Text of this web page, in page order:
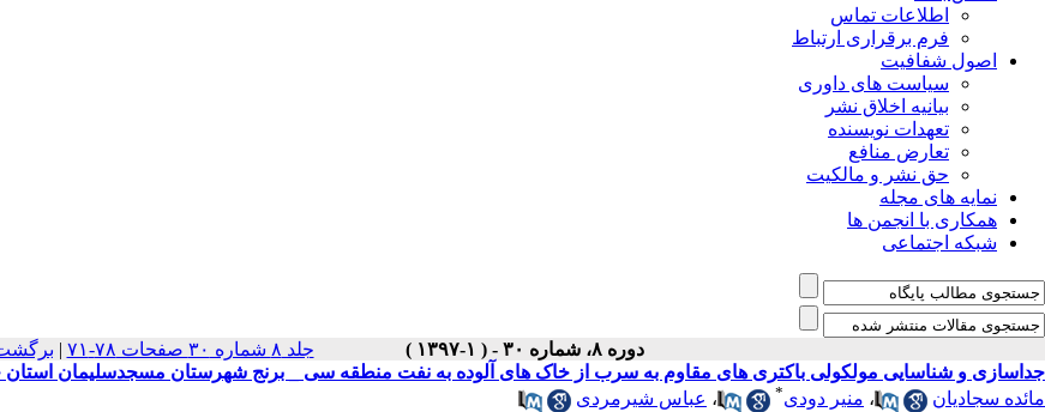
اطلاعات تماس
فرم برقراری ارتباط
اصول شفافیت
سیاست های داوری
بیانیه اخلاق نشر
تعهدات نویسنده
تعارض منافع
حق نشر و مالکیت
نمایه های مجله
همکاری با انجمن ها
شبکه اجتماعی
دوره ۸، شماره ۳۰ - ( ۱-۱۳۹۷ ) جلد ۸ شماره ۳۰ صفحات ۷۸-۷۱ |
جداسازی و شناسایی مولکولی باکتری های مقاوم به سرب از خاک های آلوده به نفت منطقه سی _ برنج شهرستان مسجدسلیمان
مائده سجادیان
، منیر دودی* ، عباس شیرمردی